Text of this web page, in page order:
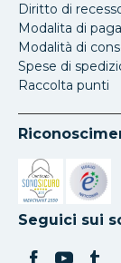
Diritto di
Modalita di
Modalità di
Spese di
Raccolta punti
Si apre in una
Si apre
Seguici sui